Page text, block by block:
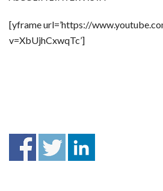
[yframe url=’https://
v=XbUjhCxwqTc’]